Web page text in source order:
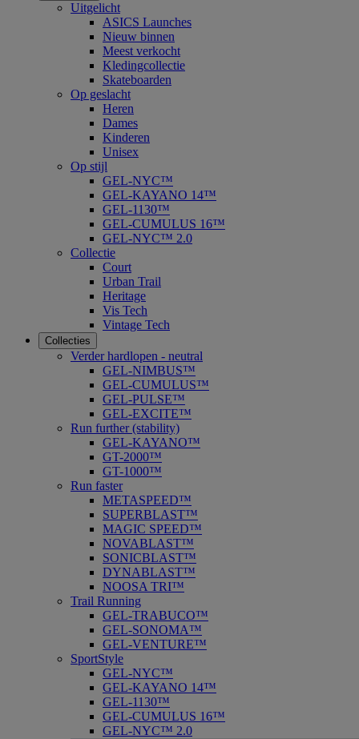
Uitgelicht
ASICS Launches
Nieuw binnen
Meest verkocht
Kledingcollectie
Skateboarden
Op geslacht
Heren
Dames
Kinderen
Unisex
Op stijl
GEL-NYC™
GEL-KAYANO 14™
GEL-1130™
GEL-CUMULUS 16™
GEL-NYC™ 2.0
Collectie
Court
Urban Trail
Heritage
Vis Tech
Vintage Tech
Collecties
Verder hardlopen - neutral
GEL-NIMBUS™
GEL-CUMULUS™
GEL-PULSE™
GEL-EXCITE™
Run further (stability)
GEL-KAYANO™
GT-2000™
GT-1000™
Run faster
METASPEED™
SUPERBLAST™
MAGIC SPEED™
NOVABLAST™
SONICBLAST™
DYNABLAST™
NOOSA TRI™
Trail Running
GEL-TRABUCO™
GEL-SONOMA™
GEL-VENTURE™
SportStyle
GEL-NYC™
GEL-KAYANO 14™
GEL-1130™
GEL-CUMULUS 16™
GEL-NYC™ 2.0